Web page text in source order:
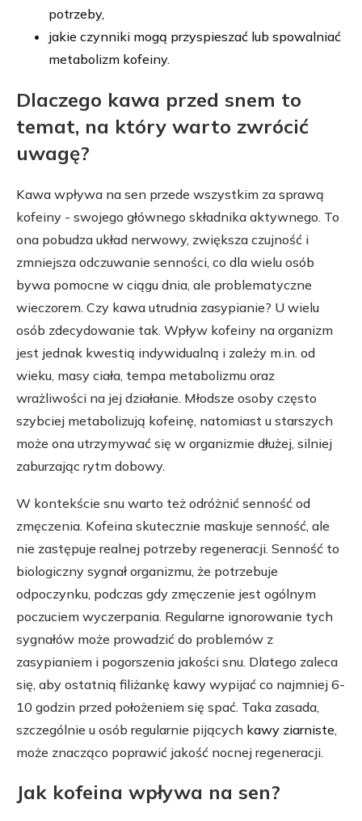
potrzeby,
jakie czynniki mogą przyspieszać lub spowalniać
metabolizm kofeiny.
Dlaczego kawa przed snem to
temat, na który warto zwrócić
uwagę?
Kawa wpływa na sen przede wszystkim za sprawą
kofeiny - swojego głównego składnika aktywnego. To
ona pobudza układ nerwowy, zwiększa czujność i
zmniejsza odczuwanie senności, co dla wielu osób
bywa pomocne w ciągu dnia, ale problematyczne
wieczorem. Czy kawa utrudnia zasypianie? U wielu
osób zdecydowanie tak. Wpływ kofeiny na organizm
jest jednak kwestią indywidualną i zależy m.in. od
wieku, masy ciała, tempa metabolizmu oraz
wrażliwości na jej działanie. Młodsze osoby często
szybciej metabolizują kofeinę, natomiast u starszych
może ona utrzymywać się w organizmie dłużej, silniej
zaburzając rytm dobowy.
W kontekście snu warto też odróżnić senność od
zmęczenia. Kofeina skutecznie maskuje senność, ale
nie zastępuje realnej potrzeby regeneracji. Senność to
biologiczny sygnał organizmu, że potrzebuje
odpoczynku, podczas gdy zmęczenie jest ogólnym
poczuciem wyczerpania. Regularne ignorowanie tych
sygnałów może prowadzić do problemów z
zasypianiem i pogorszenia jakości snu. Dlatego zaleca
się, aby ostatnią filiżankę kawy wypijać co najmniej 6-
10 godzin przed położeniem się spać. Taka zasada,
szczególnie u osób regularnie pijących kawy ziarniste,
może znacząco poprawić jakość nocnej regeneracji.
Jak kofeina wpływa na sen?